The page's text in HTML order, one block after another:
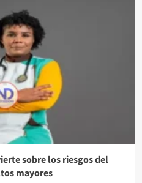
sobre los riesgos del
mayores